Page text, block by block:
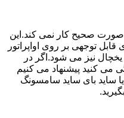
صورت صحیح کار نمی کند.این
توجهی بر روی اواپراتور
نیز می شود.اگر در
می کنید پیشنهاد می کنیم
ساید بای ساید سامسونگ